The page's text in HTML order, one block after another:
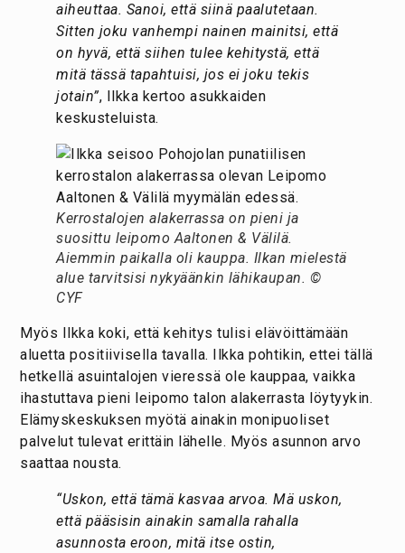
aiheuttaa. Sanoi, että siinä paalutetaan.
Sitten joku vanhempi nainen mainitsi, että
on hyvä, että siihen tulee kehitystä, että
mitä tässä tapahtuisi, jos ei joku tekis
jotain”, Ilkka kertoo asukkaiden
keskusteluista.
Kerrostalojen alakerrassa on pieni ja
suosittu leipomo Aaltonen & Välilä.
Aiemmin paikalla oli kauppa. Ilkan mielestä
alue tarvitsisi nykyäänkin lähikaupan. ©
CYF
Myös Ilkka koki, että kehitys tulisi elävöittämään
aluetta positiivisella tavalla. Ilkka pohtikin, ettei tällä
hetkellä asuintalojen vieressä ole kauppaa, vaikka
ihastuttava pieni leipomo talon alakerrasta löytyykin.
Elämyskeskuksen myötä ainakin monipuoliset
palvelut tulevat erittäin lähelle. Myös asunnon arvo
saattaa nousta.
“Uskon, että tämä kasvaa arvoa. Mä uskon,
että pääsisin ainakin samalla rahalla
asunnosta eroon, mitä itse ostin,